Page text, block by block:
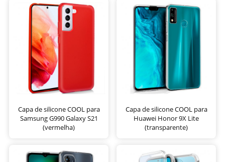
Capa de silicone COOL para
Samsung G990 Galaxy S21
(vermelha)
Capa de silicone COOL para
Huawei Honor 9X Lite
(transparente)